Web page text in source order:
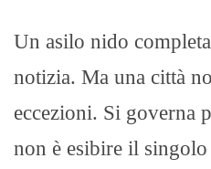
Un asilo nido
notizia. Ma una città
eccezioni. Si governa
non è esibire il